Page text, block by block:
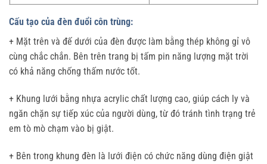
Cấu tạo của đèn đuổi côn trùng:
+ Mặt trên và đế dưới của đèn được làm bằng thép không gỉ vô
cùng chắc chắn. Bên trên trang bị tấm pin năng lượng mặt trời
có khả năng chống thấm nước tốt.
+ Khung lưới bằng nhựa acrylic chất lượng cao, giúp cách ly và
ngăn chặn sự tiếp xúc của người dùng, từ đó tránh tình trạng trẻ
em tò mò chạm vào bị giật.
+ Bên trong khung đèn là lưới điện có chức năng dùng điện giật